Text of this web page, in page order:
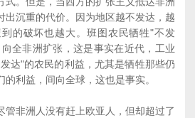
出沉重的代价。因为地区越不发达，越
的破坏也越大。班图农民牺牲"不发
全非洲扩张，这是事实在近代，工业
达"的农民的利益，尤其是牺牲那些仍
利益，间向全球，这也是事实。
非洲人没有赶上欧亚人，但却超过了